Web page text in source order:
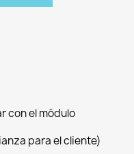
con el módulo
para el cliente)